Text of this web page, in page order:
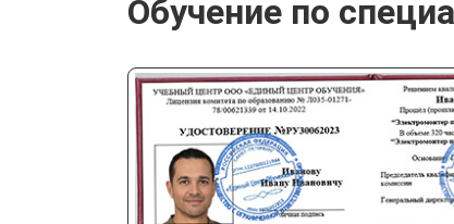
Обучение по